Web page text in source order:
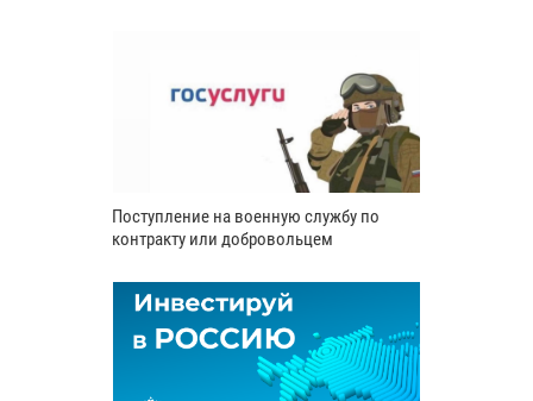
Поступление на военную службу по
контракту или добровольцем